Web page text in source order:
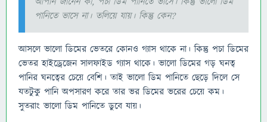
পানিতে ভাসে না। তলিয়ে যায়। কিন্তু কেন?
আসলে ভালো ডিমের ভেতরে কোনও গ্যাস থাকে না। কিন্তু পচা ডিমের
ভেতর হাইড্রেজেন সালফাইড গ্যাস থাকে। ভালো ডিমের গড় ঘনত্ব
পানির ঘনত্বের চেয়ে বেশি। তাই ভালো ডিম পানিতে ছেড়ে দিলে সে
যতটুকু পানি অপসারণ করে তার ভর ডিমের ভরের চেয়ে কম।
সুতরাং ভালো ডিম পানিতে ডুবে যায়।